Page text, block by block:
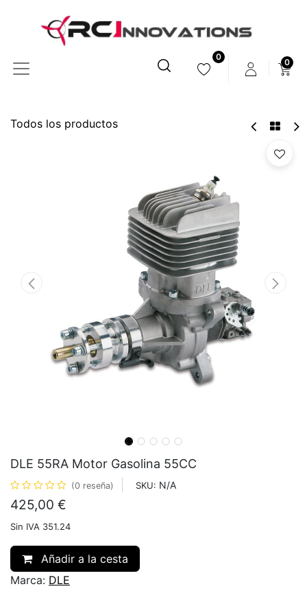
0
0
Todos los productos
DLE 55RA Motor Gasolina 55CC
(0 reseña) SKU: N/A
425,00 €
Sin IVA 351.24
Añadir a la cesta
Marca: DLE